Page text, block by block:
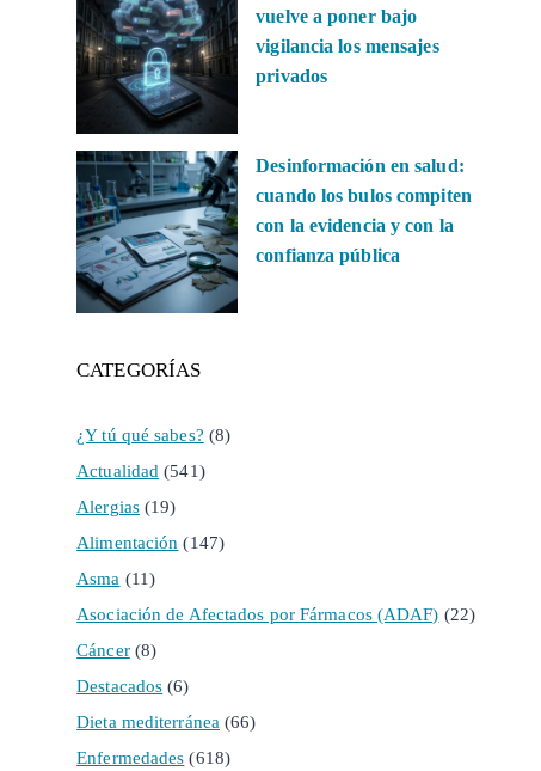
vuelve a poner bajo
vigilancia los mensajes
privados
Desinformación en salud:
cuando los bulos compiten
con la evidencia y con la
confianza pública
CATEGORÍAS
¿Y tú qué sabes? (8)
Actualidad (541)
Alergias(19)
Alimentación (147)
Asma (11)
Asociación de Afectados por Fármacos (ADAF) (22)
Cáncer(8)
Destacados (6)
Dieta mediterránea (66)
Enfermedades (618)